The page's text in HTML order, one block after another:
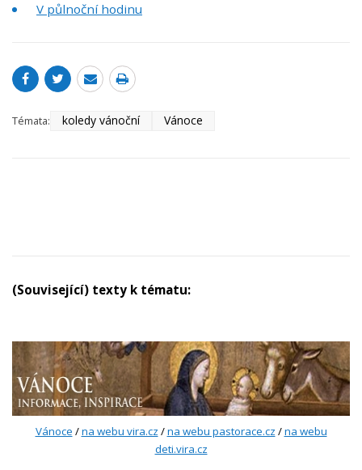
V půlnoční hodinu
Témata: koledy vánoční Vánoce
(Související) texty k tématu:
Vánoce /na webu vira.cz /na webu pastorace.cz /na webu
deti.vira.cz